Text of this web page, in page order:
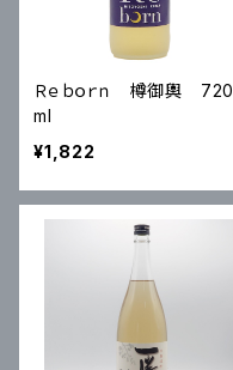
Ｒｅｂｏｒｎ 樽御輿 720
ml
¥1,822